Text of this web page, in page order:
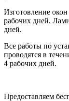
Изготовление
рабочих дней.
дней.
Все работы по
проводятся в
4 рабочих дней.
Предоставляем